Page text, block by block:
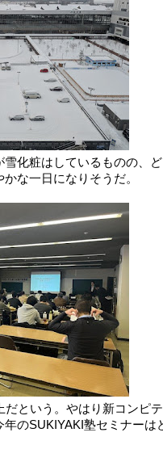
化粧はしているものの、
な一日になりそうだ。
という。やはり新コンピ
のSUKIYAKI塾セミナーは